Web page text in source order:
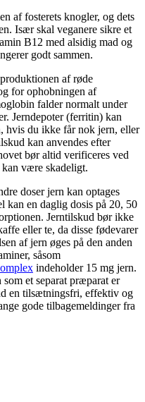
af ​​fosterets knogler, og dets
Især skal veganere sikre et
B12 med alsidig mad og
godt sammen.
af ​​røde
for ophobningen af
falder normalt under
Jerndepoter (ferritin) kan
hvis du ikke får nok jern, eller
kan anvendes efter
bør altid verificeres ved
være skadeligt.
doser jern kan optages
kan en daglig dosis på 20, 50
Jerntilskud bør ikke
eller te, da disse fødevarer
af ​​jern øges på den anden
såsom
indeholder 15 mg jern.
et separat præparat er
en tilsætningsfri, effektiv og
gode tilbagemeldinger fra